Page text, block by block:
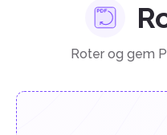
Roter og gem